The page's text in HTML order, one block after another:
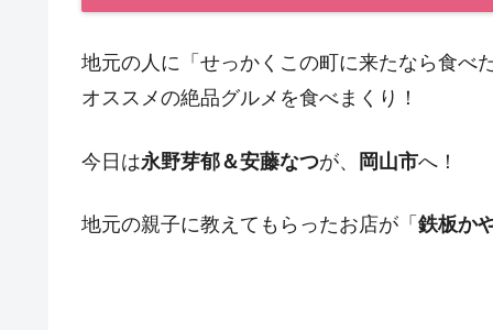
地元の人に「せっかくこの町に来たなら食べ
オススメの絶品グルメを食べまくり！
今日は永野芽郁＆安藤なつが、 岡山市へ！
地元の親子に教えてもらったお店が「 鉄板か